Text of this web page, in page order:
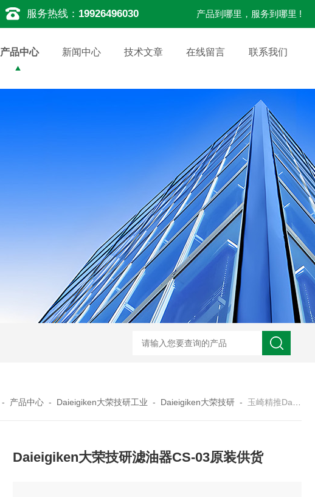
服务热线： 19926496030 产品到哪里，服务到哪里 !
产品中心 新闻中心 技术文章 在线留言 联系我们
- 产品中心 - Daieigiken大荣技研工业 - Daieigiken大荣技研 - 玉崎精推Daieigiken大荣技研滤油器CS-03原装供货
Daieigiken大荣技研滤油器CS-03原装供货